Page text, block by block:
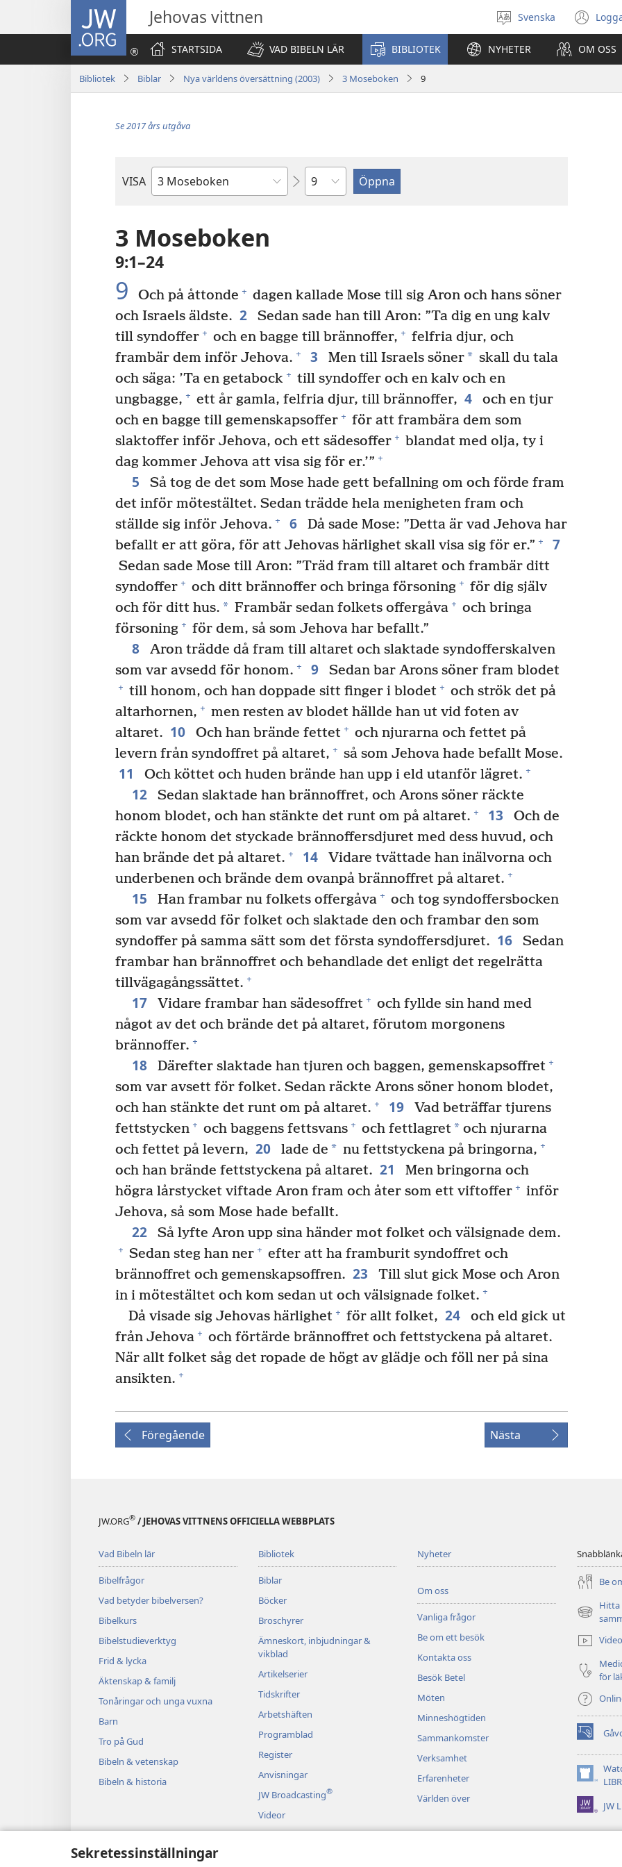
Sekretessinställningar
JW.ORG Jehovas vittnen
Välj
språk
Svenska
STARTSIDA
VAD BIBELN LÄR BIBLIOTEK NYHETER OM OSS
Bibliotek Biblar Nya världens översättning (2003) 3 Moseboken 9
Se 2017 års utgåva
VISA
Bibelbok
Kapitel
3 Moseboken
9:1–24
9 Och på åttonde + dagen kallade Mose till sig Aron och hans söner
och Israels äldste. 2
Sedan sade han till Aron: ”Ta dig en ung kalv
till syndoffer + och en bagge till brännoffer, + felfria djur, och
frambär dem inför Jehova. + 3 Men till Israels söner* skall du tala
och säga: ’Ta en getabock + till syndoffer och en kalv och en
ungbagge, + ett år gamla, felfria djur, till brännoffer, 4
och en tjur
och en bagge till gemenskapsoffer + för att frambära dem som
slaktoffer inför Jehova, och ett sädesoffer + blandat med olja, ty i
dag kommer Jehova att visa sig för er.’” +
5
Så tog de det som Mose hade gett befallning om och förde fram
det inför mötestältet. Sedan trädde hela menigheten fram och
ställde sig inför Jehova. + 6
Då sade Mose: ”Detta är vad Jehova har
befallt er att göra, för att Jehovas härlighet skall visa sig för er.” + 7
Sedan sade Mose till Aron: ”Träd fram till altaret och frambär ditt
syndoffer + och ditt brännoffer och bringa försoning + för dig själv
och för ditt hus. * Frambär sedan folkets offergåva + och bringa
försoning + för dem, så som Jehova har befallt.”
8
Aron trädde då fram till altaret och slaktade syndofferskalven
som var avsedd för honom. + 9 Sedan bar Arons söner fram blodet
+ till honom, och han doppade sitt finger i blodet + och strök det på
altarhornen, + men resten av blodet hällde han ut vid foten av
altaret. 10 Och han brände fettet + och njurarna och fettet på
levern från syndoffret på altaret, + så som Jehova hade befallt Mose.
11 Och köttet och huden brände han upp i eld utanför lägret. +
12
Sedan slaktade han brännoffret, och Arons söner räckte
honom blodet, och han stänkte det runt om på altaret. + 13
Och de
räckte honom det styckade brännoffersdjuret med dess huvud, och
han brände det på altaret. + 14
Vidare tvättade han inälvorna och
underbenen och brände dem ovanpå brännoffret på altaret. +
15 Han frambar nu folkets offergåva + och tog syndoffersbocken
som var avsedd för folket och slaktade den och frambar den som
syndoffer på samma sätt som det första syndoffersdjuret. 16
Sedan
frambar han brännoffret och behandlade det enligt det regelrätta
tillvägagångssättet. +
17 Vidare frambar han sädesoffret + och fyllde sin hand med
något av det och brände det på altaret, förutom morgonens
brännoffer. +
18 Därefter slaktade han tjuren och baggen, gemenskapsoffret +
som var avsett för folket. Sedan räckte Arons söner honom blodet,
och han stänkte det runt om på altaret. + 19
Vad beträffar tjurens
fettstycken + och baggens fettsvans + och fettlagret* och njurarna
och fettet på levern, 20 lade de * nu fettstyckena på bringorna, +
och han brände fettstyckena på altaret. 21
Men bringorna och
högra lårstycket viftade Aron fram och åter som ett viftoffer + inför
Jehova, så som Mose hade befallt.
22 Så lyfte Aron upp sina händer mot folket och välsignade dem.
+ Sedan steg han ner + efter att ha framburit syndoffret och
brännoffret och gemenskapsoffren. 23
Till slut gick Mose och Aron
in i mötestältet och kom sedan ut och välsignade folket. +
Då visade sig Jehovas härlighet + för allt folket, 24
och eld gick ut
från Jehova + och förtärde brännoffret och fettstyckena på altaret.
När allt folket såg det ropade de högt av glädje och föll ner på sina
ansikten. +
Föregående Nästa
JW.ORG® / JEHOVAS VITTNENS OFFICIELLA WEBBPLATS
Vad Bibeln lär
Bibelfrågor
Vad betyder bibelversen?
Bibelkurs
Bibelstudieverktyg
Frid & lycka
Äktenskap & familj
Tonåringar och unga vuxna
Barn
Tro på Gud
Bibeln & vetenskap
Bibeln & historia
Bibliotek
Biblar
Böcker
Broschyrer
Ämneskort, inbjudningar &
vikblad
Artikelserier
Tidskrifter
Arbetshäften
Programblad
Register
Anvisningar
JW Broadcasting®
Videor
Musik
Nyheter
Om oss
Vanliga frågor
Be om ett besök
Kontakta oss
Besök Betel
Möten
Minneshögtiden
Sammankomster
Verksamhet
Erfarenheter
Världen över
Be
Hitta
(öppnar
fönster)
för
(öppnar
nytt
fönster)
(öppnar
nytt
fönster)JW